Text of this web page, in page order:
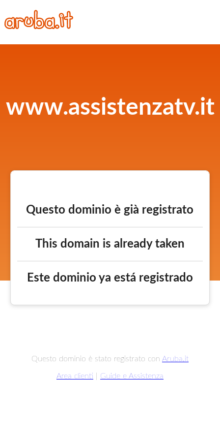
www.assistenzatv.it
Questo dominio è già registrato
This domain is already taken
Este dominio ya está registrado
Questo dominio è stato registrato con Aruba.it
Area clienti Guide e Assistenza